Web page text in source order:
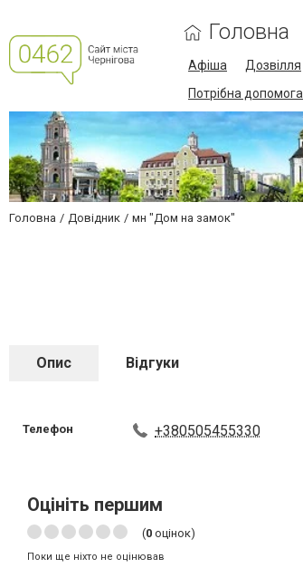
Головна
Афіша Дозвілля
Потрібна допомога
Головна Довідник мн "Дом на замок"
Опис Відгуки
Телефон +380505455330
Оцініть першим
(0 оцінок)
Поки ще ніхто не оцінював